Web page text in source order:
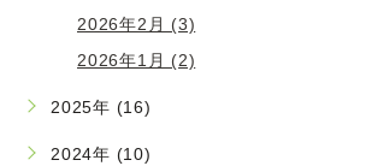
2026年2月 (3)
2026年1月 (2)
2025年 (16)
2024年 (10)